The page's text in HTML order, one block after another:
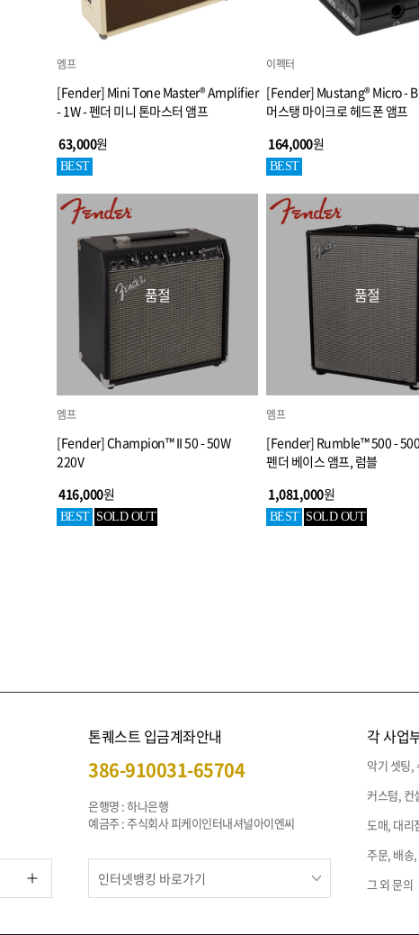
엠프
[Fender] Mini Tone Master® Amplifier
- 1W - 펜더 미니 톤마스터 앰프
63,000원
BEST
이펙터
[Fender] Mustang® Micro -
머스탱 마이크로 헤드폰 앰프
164,000원
BEST
품절
엠프
[Fender] Champion™ II 50 - 50W
220V
416,000원
BEST SOLD OUT
품절
엠프
[Fender] Rumble™ 500 -
펜더 베이스 앰프, 럼블
1,081,000원
BEST SOLD OUT
톤퀘스트 입금계좌안내
386-910031-65704
은행명 : 하나은행
예금주 : 주식회사 피케이인터내셔널아이엔씨
각 사업
악기 셋팅,
커스텀, 컨
도매, 대리
주문, 배송
그 외 문의